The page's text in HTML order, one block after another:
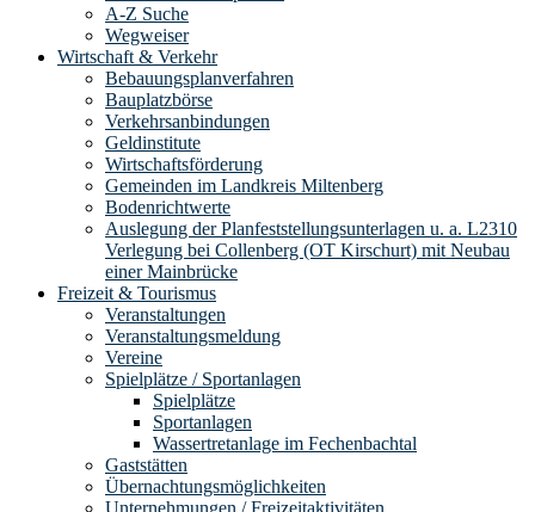
A-Z Suche
Wegweiser
Wirtschaft & Verkehr
Bebauungsplanverfahren
Bauplatzbörse
Verkehrsanbindungen
Geldinstitute
Wirtschaftsförderung
Gemeinden im Landkreis Miltenberg
Bodenrichtwerte
Auslegung der Planfeststellungsunterlagen u. a. L2310
Verlegung bei Collenberg (OT Kirschurt) mit Neubau
einer Mainbrücke
Freizeit & Tourismus
Veranstaltungen
Veranstaltungsmeldung
Vereine
Spielplätze / Sportanlagen
Spielplätze
Sportanlagen
Wassertretanlage im Fechenbachtal
Gaststätten
Übernachtungsmöglichkeiten
Unternehmungen / Freizeitaktivitäten